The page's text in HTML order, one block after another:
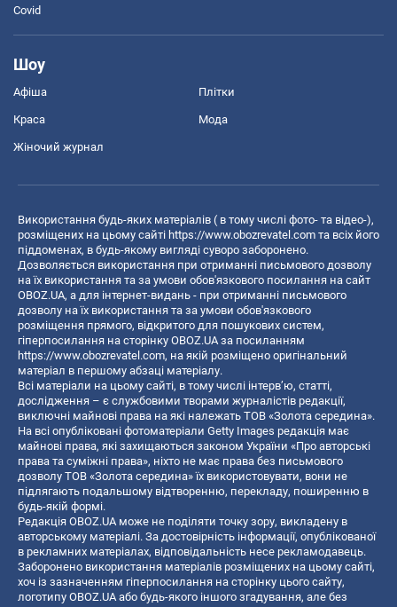
Covid
Шоу
Афіша Плітки
Краса Мода
Жіночий журнал
Використання будь-яких матеріалів ( в тому числі фото- та відео-),
розміщених на цьому сайті https://www.obozrevatel.com та всіх його
піддоменах, в будь-якому вигляді суворо заборонено.
Дозволяється використання при отриманні письмового дозволу
на їх використання та за умови обов'язкового посилання на сайт
OBOZ.UA, а для інтернет-видань - при отриманні письмового
дозволу на їх використання та за умови обов'язкового
розміщення прямого, відкритого для пошукових систем,
гіперпосилання на сторінку OBOZ.UA за посиланням
https://www.obozrevatel.com, на якій розміщено оригінальний
матеріал в першому абзаці матеріалу.
Всі матеріали на цьому сайті, в тому числі інтерв’ю, статті,
дослідження – є службовими творами журналістів редакції,
виключні майнові права на які належать ТОВ «Золота середина».
На всі опубліковані фотоматеріали Getty Images редакція має
майнові права, які захищаються законом України «Про авторські
права та суміжні права», ніхто не має права без письмового
дозволу ТОВ «Золота середина» їх використовувати, вони не
підлягають подальшому відтворенню, перекладу, поширенню в
будь-якій формі.
Редакція OBOZ.UA може не поділяти точку зору, викладену в
авторському матеріалі. За достовірність інформації, опублікованої
в рекламних матеріалах, відповідальність несе рекламодавець.
Заборонено використання матеріалів розміщених на цьому сайті,
хоч із зазначенням гіперпосилання на сторінку цього сайту,
логотипу OBOZ.UA або будь-якого іншого згадування, але без